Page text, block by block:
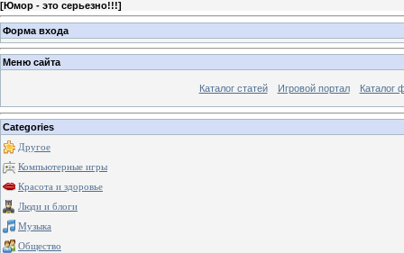
[Юмор - это серьезно!!!]
Форма входа
Меню сайта
Каталог статей Игровой портал Каталог
Categories
Другое
Компьютерные игры
Красота и здоровье
Люди и блоги
Музыка
Общество